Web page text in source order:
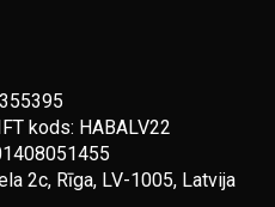
kods: HABALV22
2c, Rīga, LV-1005, Latvija